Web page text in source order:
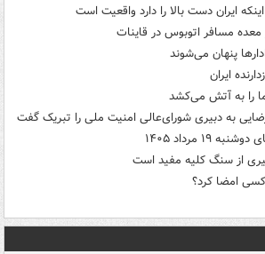
ایران دست بالا را دارد واقعیت است
پنهان می‌شوند
ایران
را به آتش می‌کشد
به دبیری شورای‌عالی امنیت ملی را تبریک گفت
مرداد ۱۴۰۵
از سنگ کلیه مفید است
امضا کرد؟